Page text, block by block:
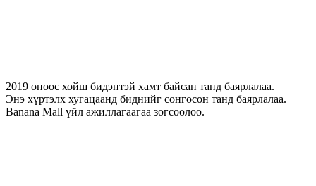
2019 оноос хойш бидэнтэй хамт байсан танд баярлалаа.
Энэ хүртэлх хугацаанд биднийг сонгосон танд баярлалаа.
Banana Mall үйл ажиллагаагаа зогсоолоо.